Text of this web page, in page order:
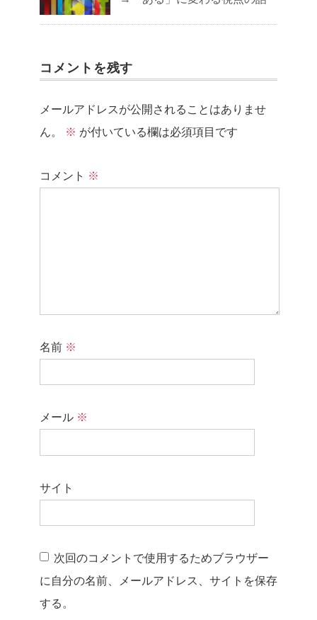
コメントを残す
メールアドレスが公開されることはありませ
ん。
※ が付いている欄は必須項目です
コメント ※
名前 ※
メール ※
サイト
次回のコメントで使用するためブラウザー
に自分の名前、メールアドレス、サイトを保存
する。